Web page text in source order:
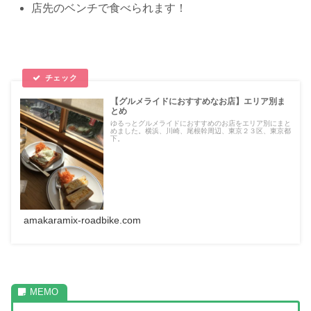
店先のベンチで食べられます！
【グルメライドにおすすめなお店】エリア別ま
とめ
ゆるっとグルメライドにおすすめのお店をエリア別にまと
めました。横浜、川崎、尾根幹周辺、東京２３区、東京都
下。
amakaramix-roadbike.com